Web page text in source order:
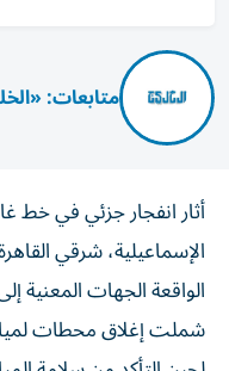
متابعات:
أثار انفجار جزئي في خط
الإسماعيلية، شرقي
الواقعة الجهات المعنية
شملت إغلاق محطات